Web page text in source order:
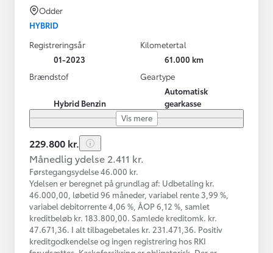
Odder
HYBRID
Registreringsår
01-2023
Kilometertal
61.000 km
Brændstof
Hybrid Benzin
Geartype
Automatisk
gearkasse
Vis mere
229.800 kr.
Månedlig ydelse 2.411 kr.
Førstegangsydelse 46.000 kr.
Ydelsen er beregnet på grundlag af: Udbetaling kr.
46.000,00, løbetid 96 måneder, variabel rente 3,99 %,
variabel debitorrente 4,06 %, ÅOP 6,12 %, samlet
kreditbeløb kr. 183.800,00. Samlede kreditomk. kr.
47.671,36. I alt tilbagebetales kr. 231.471,36. Positiv
kreditgodkendelse og ingen registrering hos RKI